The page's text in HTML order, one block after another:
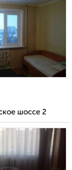
шоссе 2